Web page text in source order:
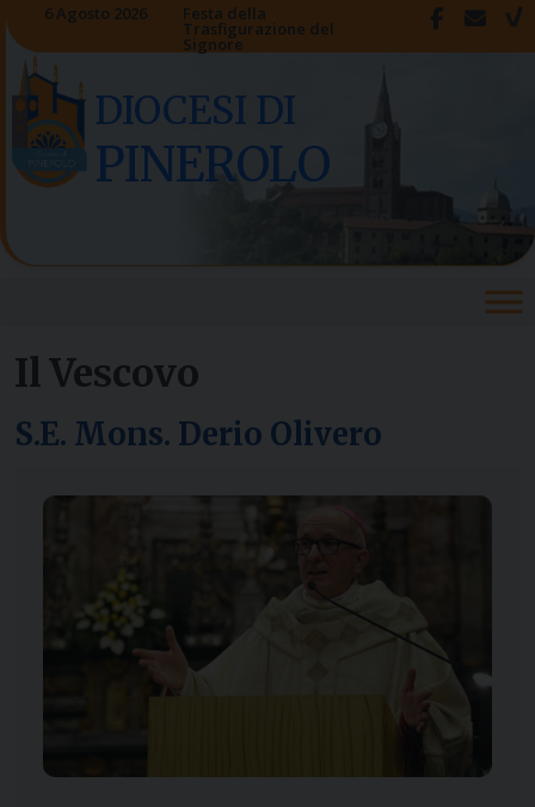
to
content
DIOCESI DI
PINEROLO
6 Agosto 2026 Festa della
Trasfigurazione del
Signore
Il Vescovo
S.E. Mons. Derio Olivero